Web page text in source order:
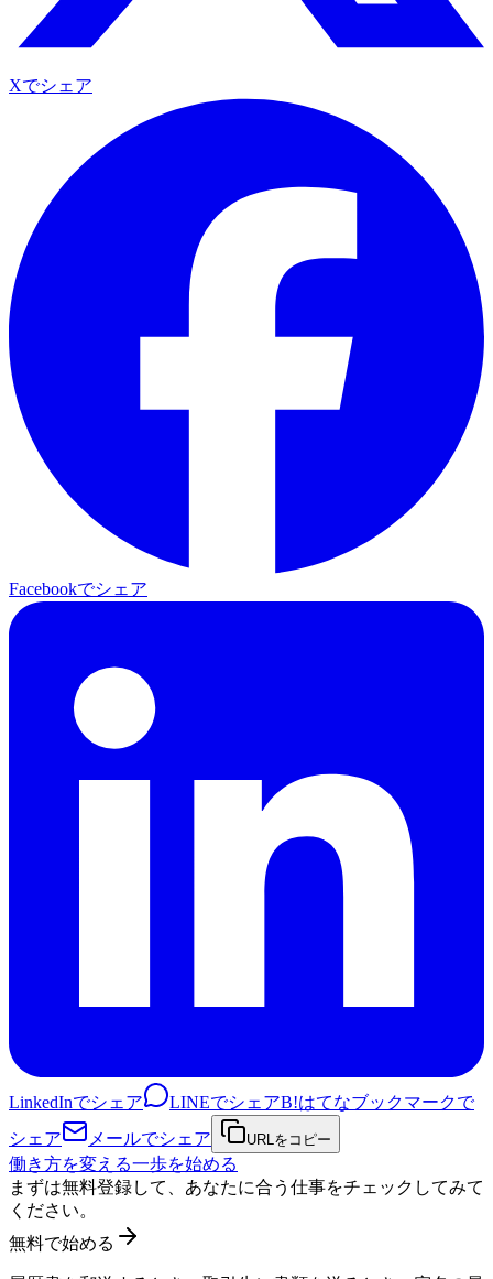
Xでシェア
Facebookでシェア
LinkedInでシェア LINEでシェアB!はてなブックマークで
シェア
メールでシェア URLをコピー
働き方を変える一歩を始める
まずは無料登録して、あなたに合う仕事をチェックしてみて
ください。
無料で始める